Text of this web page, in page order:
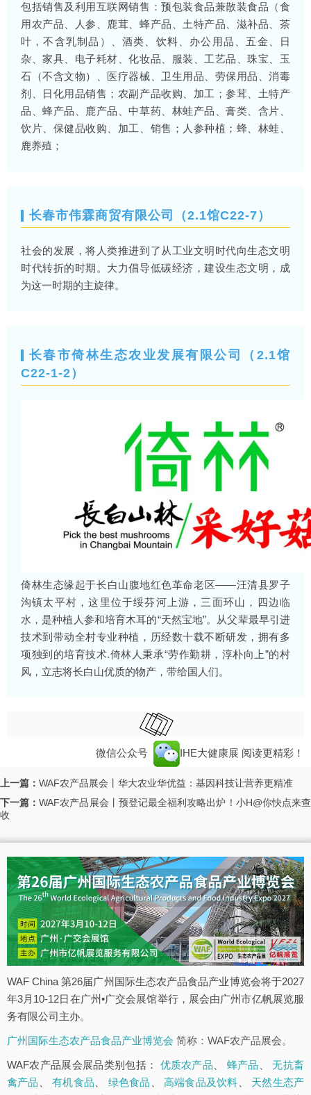
包括销售及利用互联网销售：预包装食品兼散装食品（食
用农产品、人参、鹿茸、蜂产品、土特产品、滋补品、茶
叶，不含乳制品）、酒类、饮料、办公用品、五金、日
杂、家具、电子耗材、化妆品、服装、工艺品、珠宝、玉
石（不含文物）、医疗器械、卫生用品、劳保用品、消毒
剂、日化用品销售；农副产品收购、加工；参茸、土特产
品、蜂产品、鹿产品、中草药、林蛙产品、膏类、含片、
饮片、保健品收购、加工、销售；人参种植；蜂、林蛙、
鹿养殖；
长春市伟霖商贸有限公司（2.1馆C22-7）
社会的发展，将人类推进到了从工业文明时代向生态文明
时代转折的时期。大力倡导低碳经济，建设生态文明，成
为这一时期的主旋律。
长春市倚林生态农业发展有限公司（2.1馆
C22-1-2）
倚林生态缘起于长白山腹地红色革命老区——汪清县罗子
沟镇太平村，这里位于绥芬河上游，三面环山，四边临
水，是种植人参和培育木耳的“天然宝地”。从父辈最早引进
技术到带动全村专业种植，历经数十载不断研发，拥有多
项独到的培育技术.倚林人秉承“劳作勤耕，淳朴向上”的村
风，立志将长白山优质的物产，带给国人们。
微信公众号 IHE大健康展 阅读更精彩！
上一篇： WAF农产品展会丨华大农业华优益：基因科技让营养更精准
下一篇：WAF农产品展会丨预登记最全福利攻略出炉！小H@你快点来查
收
WAF China 第26届广州国际生态农产品食品产业博览会将于2027
年3月10-12日在广州•广交会展馆举行，展会由广州市亿帆展览服
务有限公司主办。
广州国际生态农产品食品产业博览会 简称：WAF农产品展会。
WAF农产品展会展品类别包括： 优质农产品 蜂产品 、无抗畜
禽产品
、有机食品 绿色食品 高端食品及饮料
天然生态产